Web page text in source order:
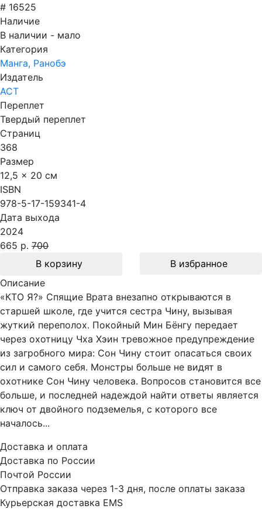
# 16525
Наличие
В наличии - мало
Категория
Манга, Ранобэ
Издатель
АСТ
Переплет
Твердый переплет
Страниц
368
Размер
12,5 x 20 см
ISBN
978-5-17-159341-4
Дата выхода
2024
665 р. 700
В корзину
В избранное
Описание
«КТО Я?» Спящие Врата внезапно открываются в
старшей школе, где учится сестра Чину, вызывая
жуткий переполох. Покойный Мин Бёнгу передает
через охотницу Чха Хэин тревожное предупреждение
из загробного мира: Сон Чину стоит опасаться своих
сил и самого себя. Монстры больше не видят в
охотнике Сон Чину человека. Вопросов становится все
больше, и последней надеждой найти ответы является
ключ от двойного подземелья, с которого все
началось...
Доставка и оплата
Доставка по России
Почтой России
Отправка заказа через 1-3 дня, после оплаты заказа
Курьерская доставка EMS